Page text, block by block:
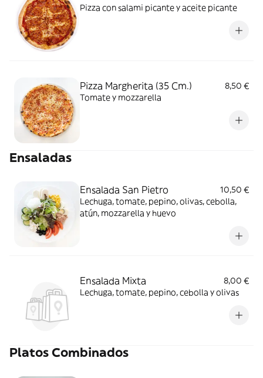
Pizza con salami picante y aceite picante
Pizza Margherita (35 Cm.)
8,50 €
Tomate y mozzarella
Ensaladas
Ensalada San Pietro
10,50 €
Lechuga, tomate, pepino, olivas, cebolla,
atún, mozzarella y huevo
Ensalada Mixta
8,00 €
Lechuga, tomate, pepino, cebolla y olivas
Platos Combinados